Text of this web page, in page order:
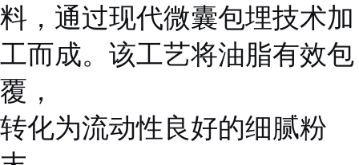
料，通过现代微囊包埋技术加
工而成。该工艺将油脂有效包
覆，
转化为流动性良好的细腻粉